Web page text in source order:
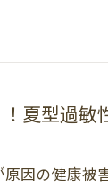
夏型過敏
因の健康被